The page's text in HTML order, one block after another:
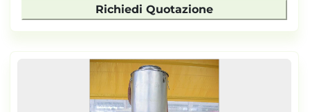
Richiedi Quotazione